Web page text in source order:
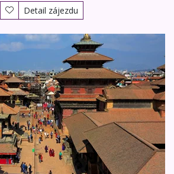
Detail zájezdu
Khajuraho, Varanásí + NEPÁL